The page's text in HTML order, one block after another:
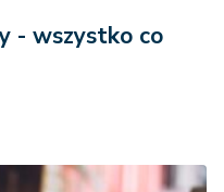
- wszystko co